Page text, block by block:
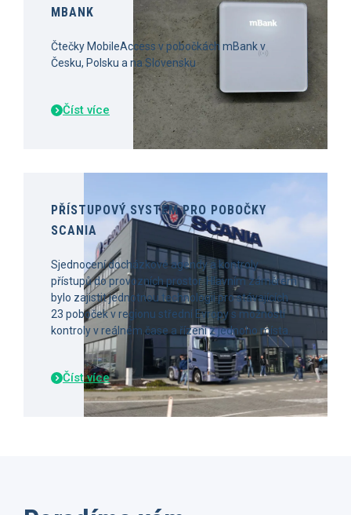
MBANK
Čtečky MobileAccess v pobočkách mBank v
Česku, Polsku a na Slovensku
Číst více
PŘÍSTUPOVÝ SYSTÉM PRO POBOČKY
SCANIA
Sjednocení docházkové agendy a kontroly
přístupů do provozních prostor. Hlavním záměrem
bylo zajistit jednotnou technologii pro stávajících
23 poboček v regionu střední Evropy s možností
kontroly v reálném čase a řízení z jednoho místa.
Číst více